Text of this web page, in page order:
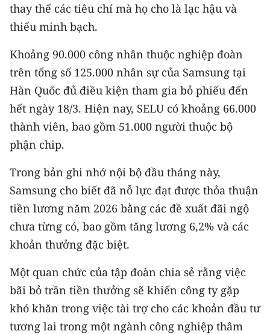
Duyên hải Nam Trung Bộ và Tây
Nguyên
Đông Nam Bộ
Đồng bằng sông Cửu Long
Chuyên trang Hà Nội
Chuyên trang TP. Hồ Chí Minh
CÁC CHUYÊN TRANG
VỀ BÁO NHÂN DÂN
NHÂN DÂN CUỐI TUẦN
NHÂN DÂN HẰNG THÁNG
thay thế các tiêu chí mà họ cho là lạc hậu và
thiếu minh bạch.
Khoảng 90.000 công nhân thuộc nghiệp đoàn
trên tổng số 125.000 nhân sự của Samsung tại
Hàn Quốc đủ điều kiện tham gia bỏ phiếu đến
hết ngày 18/3. Hiện nay, SELU có khoảng 66.000
thành viên, bao gồm 51.000 người thuộc bộ
phận chip.
Trong bản ghi nhớ nội bộ đầu tháng này,
Samsung cho biết đã nỗ lực đạt được thỏa thuận
tiền lương năm 2026 bằng các đề xuất đãi ngộ
chưa từng có, bao gồm tăng lương 6,2% và các
khoản thưởng đặc biệt.
Một quan chức của tập đoàn chia sẻ rằng việc
bãi bỏ trần tiền thưởng sẽ khiến công ty gặp
khó khăn trong việc tài trợ cho các khoản đầu tư
tương lai trong một ngành công nghiệp thâm